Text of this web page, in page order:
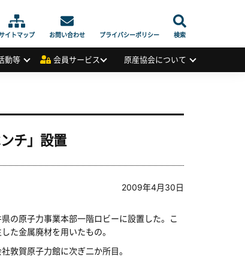
イトマップ お問い合わせ プライバシーポリシー 検索
動等 会員サービス 原産協会について
チ」設置
2009年4月30日
の原子力事業本部一階ロビーに設置した。こ
た金属廃材を用いたもの。
敦賀原子力館に次ぎ二か所目。